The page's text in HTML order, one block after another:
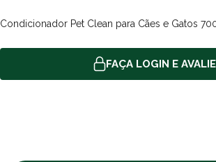
Condicionador Pet Clean para Cães e Gatos
FAÇA LOGIN E